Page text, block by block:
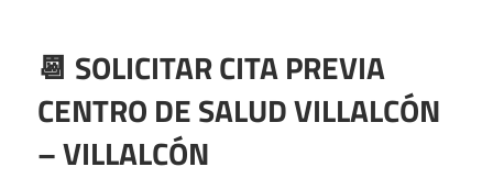
📆 SOLICITAR CITA PREVIA
CENTRO DE SALUD VILLALCÓN
– VILLALCÓN